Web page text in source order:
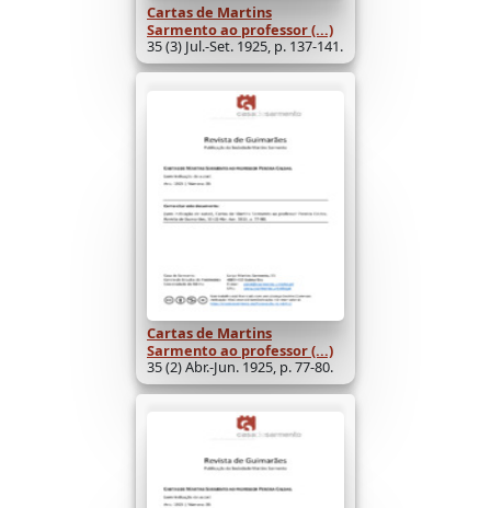
Cartas de Martins
Sarmento ao professor (...)
35 (3) Jul.-Set. 1925, p. 137-141.
Cartas de Martins
Sarmento ao professor (...)
35 (2) Abr.-Jun. 1925, p. 77-80.